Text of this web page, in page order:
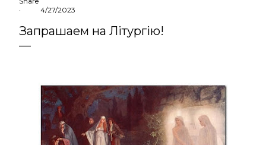
4/27/2023
Запрашаем на Літургію!